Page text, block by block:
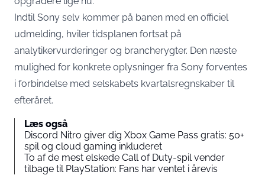
Indtil Sony selv kommer på banen med en officiel
udmelding, hviler tidsplanen fortsat på
analytikervurderinger og brancherygter. Den næste
mulighed for konkrete oplysninger fra Sony forventes
i forbindelse med selskabets kvartalsregnskaber til
efteråret.
Læs også
Discord Nitro giver dig Xbox Game Pass gratis: 50+
spil og cloud gaming inkluderet
To af de mest elskede Call of Duty-spil vender
tilbage til PlayStation: Fans har ventet i årevis